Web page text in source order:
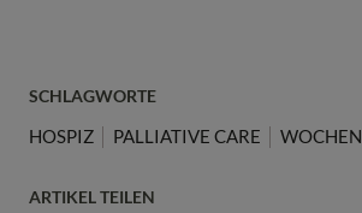
SCHLAGWORTE
HOSPIZ PALLIATIVE CARE
ARTIKEL TEILEN